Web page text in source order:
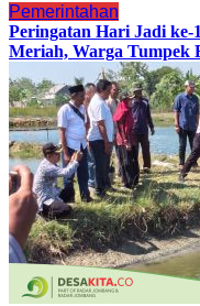
Pemerintahan
Peringatan Hari Jadi ke-
Meriah, Warga Tumpek